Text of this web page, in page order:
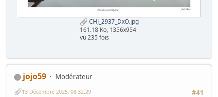
CHJ_2937_DxO.jpg
161.18 Ko, 1356x954
vu 235 fois
jojo59
Modérateur
#41
13 Décembre 2025, 08:32:29